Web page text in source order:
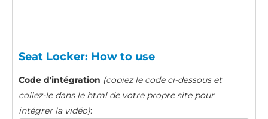
Seat Locker: How to use
Code d'intégration (copiez le code ci-dessous et
collez-le dans le html de votre propre site pour
intégrer la vidéo):